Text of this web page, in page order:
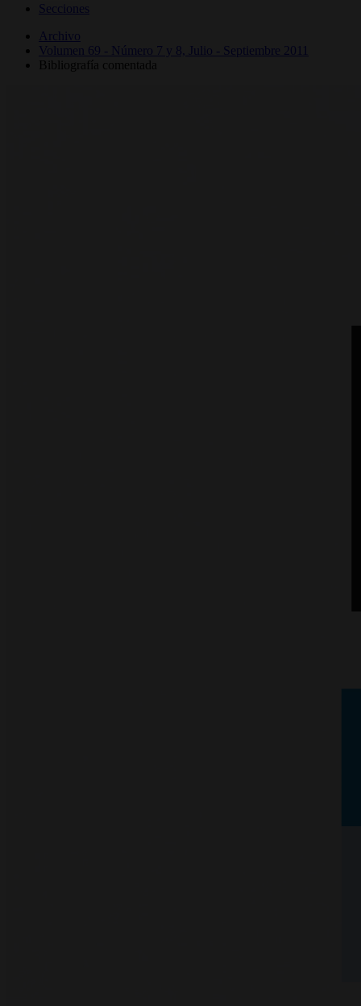
Secciones
Archivo
Volumen 69 - Número 7 y 8, Julio - Septiembre 2011
Bibliografía comentada